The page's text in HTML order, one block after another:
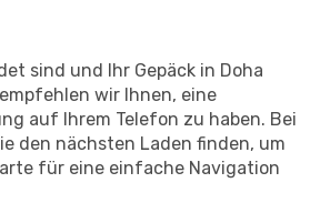
sind und Ihr Gepäck in Doha
wir Ihnen, eine
auf Ihrem Telefon zu haben. Bei
den nächsten Laden finden, um
für eine einfache Navigation